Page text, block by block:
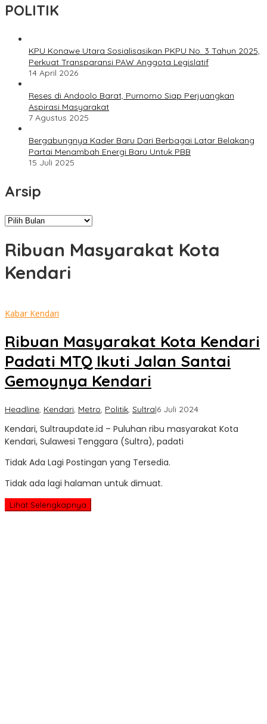
POLITIK
KPU Konawe Utara Sosialisasikan PKPU No. 3 Tahun 2025,
Perkuat Transparansi PAW Anggota Legislatif
14 April 2026
Reses di Andoolo Barat, Purnomo Siap Perjuangkan
Aspirasi Masyarakat
7 Agustus 2025
Bergabungnya Kader Baru Dari Berbagai Latar Belakang
Partai Menambah Energi Baru Untuk PBB
15 Juli 2025
Arsip
Arsip
Ribuan Masyarakat Kota
Kendari
Kabar Kendari
Ribuan Masyarakat Kota Kendari
Padati MTQ Ikuti Jalan Santai
Gemoynya Kendari
Headline, Kendari, Metro, Politik, Sultra|6 Juli 2024oleh
Update
Kendari, Sultraupdate.id – Puluhan ribu masyarakat Kota
Kendari, Sulawesi Tenggara (Sultra), padati
Tidak Ada Lagi Postingan yang Tersedia.
Tidak ada lagi halaman untuk dimuat.
Lihat Selengkapnya